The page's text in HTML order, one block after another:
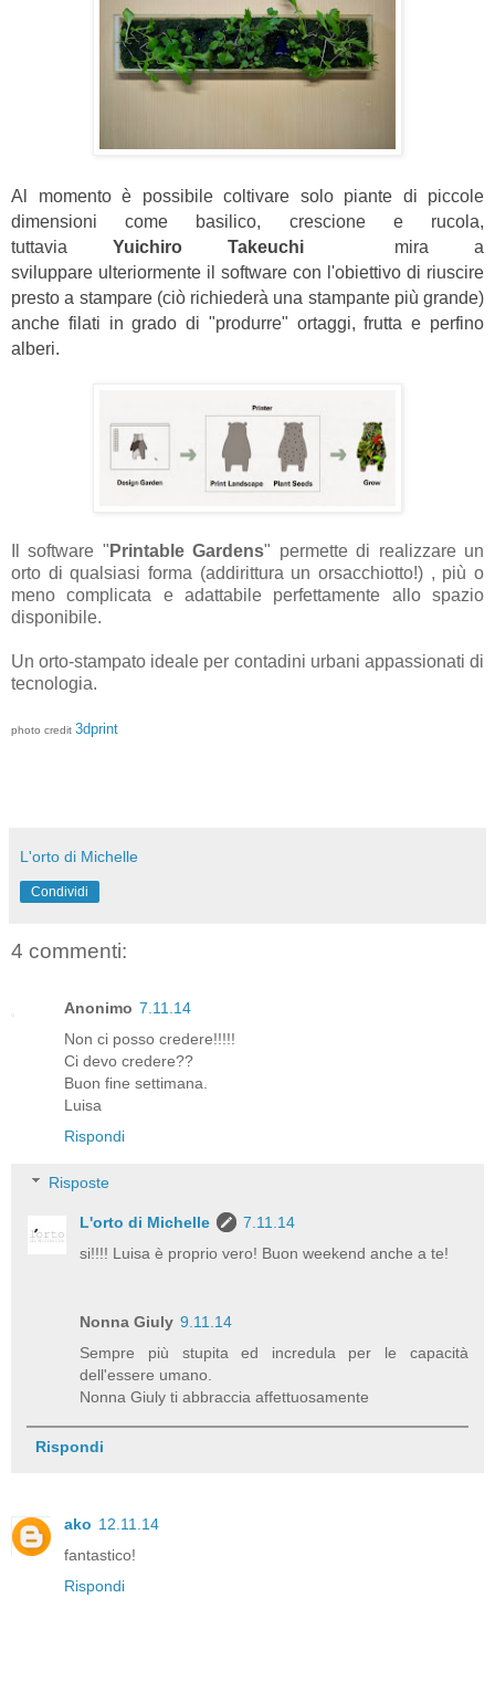
Al momento è possibile coltivare solo piante di piccole
dimensioni come basilico, crescione e rucola,
tuttavia Yuichiro Takeuchi mira a
sviluppare ulteriormente il software con l'obiettivo di riuscire
presto a stampare (ciò richiederà una stampante più grande)
anche filati in grado di "produrre" ortaggi, frutta e perfino
alberi.
Il software " Printable Gardens" permette di realizzare un
orto di qualsiasi forma (addirittura un orsacchiotto!) , più o
meno complicata e adattabile perfettamente allo spazio
disponibile.
Un orto-stampato ideale per contadini urbani appassionati di
tecnologia.
photo credit 3dprint
L'orto di Michelle
Condividi
4 commenti:
Anonimo 7.11.14
Non ci posso credere!!!!!
Ci devo credere??
Buon fine settimana.
Luisa
Rispondi
Risposte
L'orto di Michelle
7.11.14
si!!!! Luisa è proprio vero! Buon weekend anche a te!
Nonna Giuly 9.11.14
Sempre più stupita ed incredula per le capacità
dell'essere umano.
Nonna Giuly ti abbraccia affettuosamente
Rispondi
ako 12.11.14
fantastico!
Rispondi